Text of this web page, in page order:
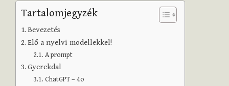
Tartalomjegyzék
Bevezetés
Elő a nyelvi modellekkel!
A prompt
Gyerekdal
ChatGPT – 4o